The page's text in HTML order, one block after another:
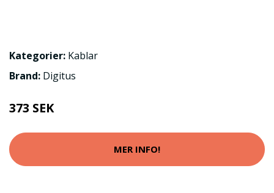
Kategorier: Kablar
Brand: Digitus
373 SEK
MER INFO!